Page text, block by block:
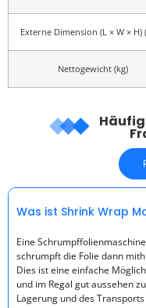
Externe Dimension (L × W × H)
Nettogewicht (kg)
Was ist Shrink Wrap
Eine
schrumpft die Folie dann
Dies ist eine einfache
und im Regal gut aussehen
Lagerung und des